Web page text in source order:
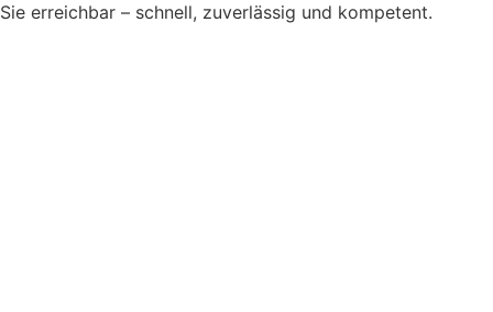
Sie erreichbar – schnell, zuverlässig und kompetent.